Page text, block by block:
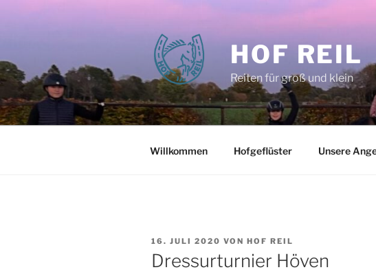
HOF REIL
Reiten für groß und klein
Willkommen Hofgeflüster Unsere
VERÖFFENTLICHT
AM
16. JULI 2020 VON HOF REIL
Dressurturnier Höven